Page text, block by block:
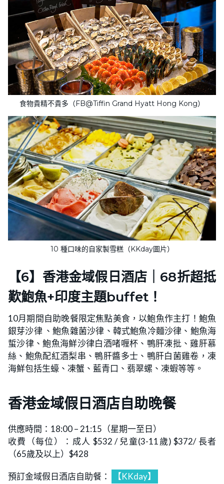
食物貴精不貴多（FB@Tiffin Grand Hyatt Hong Kong）
10 種口味的自家製雪糕（KKday圖片）
【6】香港金域假日酒店｜68折超抵
歎鮑魚+印度主題buffet！
10月期間自助晚餐限定焦點美食，以鮑魚作主打！鮑魚
銀芽沙律 、鮑魚雜菌沙律、韓式鮑魚冷麵沙律、鮑魚海
蜇沙律、鮑魚海鮮沙律白酒啫喱杯、鴨肝凍批、雞肝慕
絲、鮑魚配紅酒梨串、鴨肝醬多士、鴨肝白菌雞卷，凍
海鮮包括生蠔、凍蟹、藍青口、翡翠螺、凍蝦等等。
香港金域假日酒店自助晚餐
供應時間：18:00 – 21:15（星期一至日）
收費（每位）：成人 $532 / 兒童(3-11歲) $372/ 長者
（65歲及以上）$428
預訂金域假日酒店自助餐： 【KKday】